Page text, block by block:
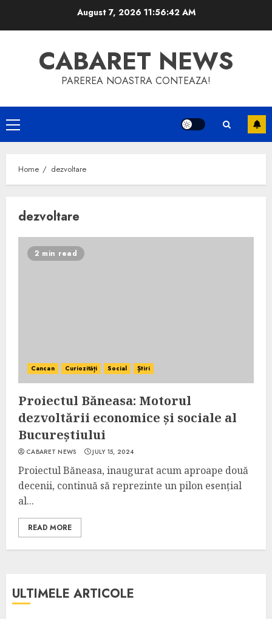
August 7, 2026 11:56:43 AM
CABARET NEWS
PAREREA NOASTRA CONTEAZA!
Primary
Menu
Home dezvoltare
dezvoltare
2 min read
Cancan Curiozități Social Știri
Proiectul Băneasa: Motorul
dezvoltării economice și sociale al
Bucureștiului
CABARET NEWS JULY 15, 2024
Proiectul Băneasa, inaugurat acum aproape două
decenii, continuă să reprezinte un pilon esențial
al...
READ MORE
ULTIMELE ARTICOLE